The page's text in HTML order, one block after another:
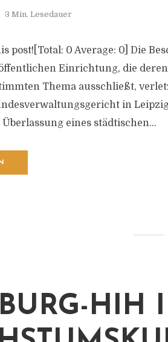
3 Min. Lesedauer
post![Total: 0 Average: 0] Die
Einrichtung, die
Thema ausschließt,
in
eines städtischen...
HIH